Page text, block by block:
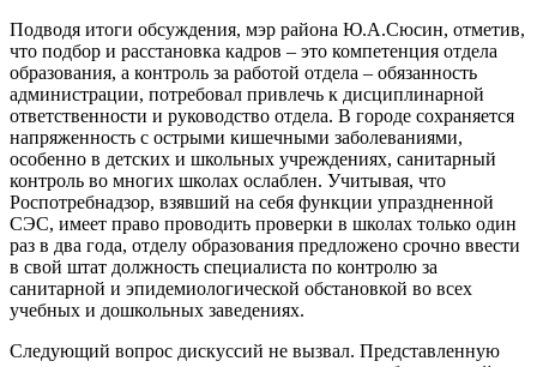
Подводя итоги обсуждения, мэр района Ю.А.Сюсин, отметив,
что подбор и расстановка кадров – это компетенция отдела
образования, а контроль за работой отдела – обязанность
администрации, потребовал привлечь к дисциплинарной
ответственности и руководство отдела. В городе сохраняется
напряженность с острыми кишечными заболеваниями,
особенно в детских и школьных учреждениях, санитарный
контроль во многих школах ослаблен. Учитывая, что
Роспотребнадзор, взявший на себя функции упраздненной
СЭС, имеет право проводить проверки в школах только один
раз в два года, отделу образования предложено срочно ввести
в свой штат должность специалиста по контролю за
санитарной и эпидемиологической обстановкой во всех
учебных и дошкольных заведениях.
Следующий вопрос дискуссий не вызвал. Представленную